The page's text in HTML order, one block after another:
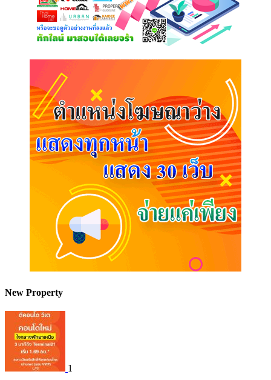
New Property
1